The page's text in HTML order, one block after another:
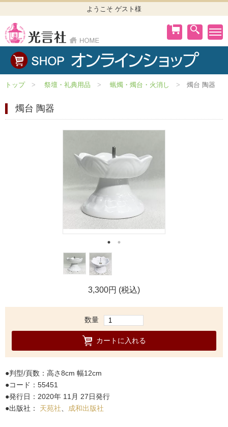
ようこそ ゲスト様
トップ 祭壇・礼典用品 蝋燭・燭台・火消し 燭台 陶器
燭台 陶器
3,300円 (税込)
数量
カートに入れる
判型/頁数：高さ8cm 幅12cm
コード：55451
発行日：2020年 11月 27日発行
出版社： 天苑社 成和出版社